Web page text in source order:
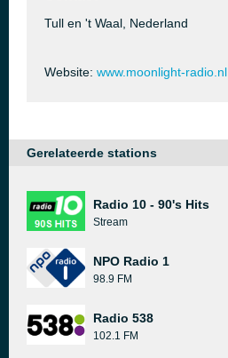
Tull en 't Waal, Nederland
Website: www.moonlight-radio.nl
Gerelateerde stations
Radio 10 - 90's Hits
Stream
NPO Radio 1
98.9 FM
Radio 538
102.1 FM